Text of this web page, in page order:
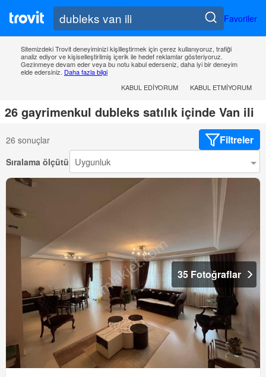
Favoriler
Sitemizdeki Trovit deneyiminizi kişilleştirmek için çerez kullanıyoruz, trafiği
analiz ediyor ve kişiselleştirilmiş içerik ile hedef reklamlar gösteriyoruz.
Gezinmeye devam eder veya bu notu kabul ederseniz, daha iyi bir deneyim
elde edersiniz. Daha fazla bilgi
KABUL EDIYORUM
KABUL ETMIYORUM
26 gayrimenkul dubleks satılık içinde Van ili
26 sonuçlar Filtreler
Sıralama ölçütü
35 Fotoğraflar